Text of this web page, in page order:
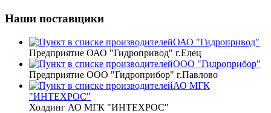
Наши поставщики
ОАО "Гидропривод"
Предприятие ОАО "Гидропривод" г.Елец
ООО "Гидроприбор"
Предприятие ООО "Гидроприбор" г.Павлово
АО МГК
"ИНТЕХРОС"
Холдинг АО МГК "ИНТЕХРОС"